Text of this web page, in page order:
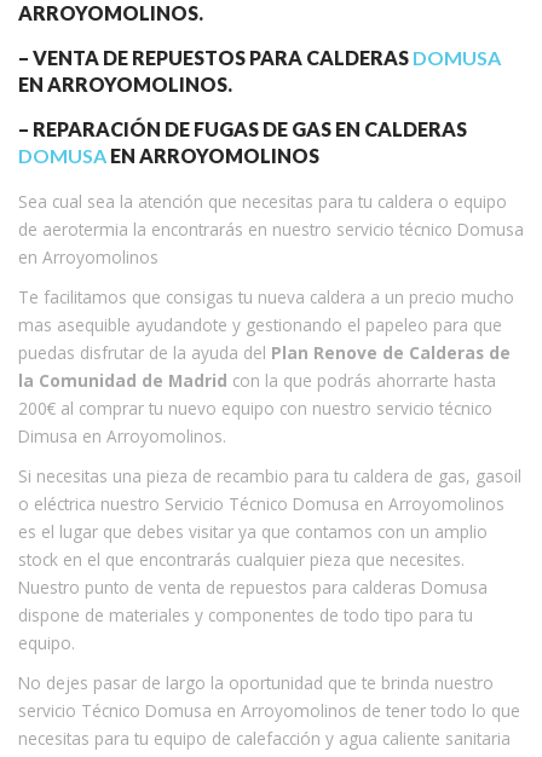
ARROYOMOLINOS.
– VENTA DE REPUESTOS PARA CALDERAS DOMUSA
EN ARROYOMOLINOS.
– REPARACIÓN DE FUGAS DE GAS EN CALDERAS
DOMUSA EN ARROYOMOLINOS
Sea cual sea la atención que necesitas para tu caldera o equipo
de aerotermia la encontrarás en nuestro servicio técnico Domusa
en Arroyomolinos
Te facilitamos que consigas tu nueva caldera a un precio mucho
mas asequible ayudandote y gestionando el papeleo para que
puedas disfrutar de la ayuda del Plan Renove de Calderas de
la Comunidad de Madrid con la que podrás ahorrarte hasta
200€ al comprar tu nuevo equipo con nuestro servicio técnico
Dimusa en Arroyomolinos.
Si necesitas una pieza de recambio para tu caldera de gas, gasoil
o eléctrica nuestro Servicio Técnico Domusa en Arroyomolinos
es el lugar que debes visitar ya que contamos con un amplio
stock en el que encontrarás cualquier pieza que necesites.
Nuestro punto de venta de repuestos para calderas Domusa
dispone de materiales y componentes de todo tipo para tu
equipo.
No dejes pasar de largo la oportunidad que te brinda nuestro
servicio Técnico Domusa en Arroyomolinos de tener todo lo que
necesitas para tu equipo de calefacción y agua caliente sanitaria